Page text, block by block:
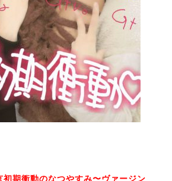
期衝動のなつやすみ〜ヴァージン